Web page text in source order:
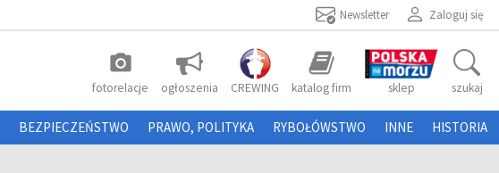
Zaloguj się
Newsletter
photo_camera
fotorelacje ogłoszenia CREWING katalog firm sklep szukaj
BEZPIECZEŃSTWO PRAWO, POLITYKA RYBOŁÓWSTWO INNE HISTORIA